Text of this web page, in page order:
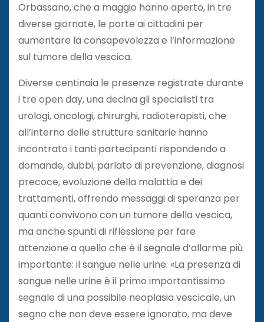
Orbassano, che a maggio hanno aperto, in tre
diverse giornate, le porte ai cittadini per
aumentare la consapevolezza e l’informazione
sul tumore della vescica.
Diverse centinaia le presenze registrate durante
i tre open day, una decina gli specialisti tra
urologi, oncologi, chirurghi, radioterapisti, che
all’interno delle strutture sanitarie hanno
incontrato i tanti partecipanti rispondendo a
domande, dubbi, parlato di prevenzione, diagnosi
precoce, evoluzione della malattia e dei
trattamenti, offrendo messaggi di speranza per
quanti convivono con un tumore della vescica,
ma anche spunti di riflessione per fare
attenzione a quello che è il segnale d’allarme più
importante: il sangue nelle urine. «La presenza di
sangue nelle urine è il primo importantissimo
segnale di una possibile neoplasia vescicale, un
segno che non deve essere ignorato, ma deve